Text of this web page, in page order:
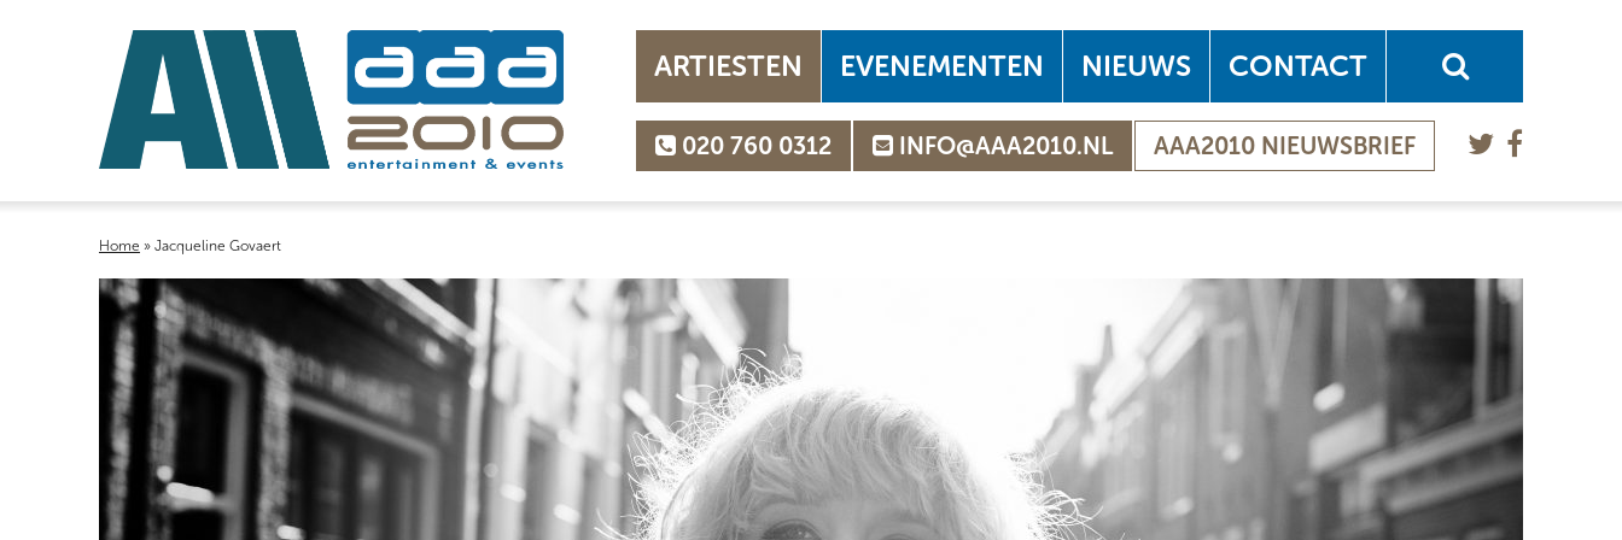
ARTIESTEN EVENEMENTEN NIEUWS CONTACT
020 760 0312 INFO@AAA2010.NL AAA2010 NIEUWSBRIEF
Home » Jacqueline Govaert